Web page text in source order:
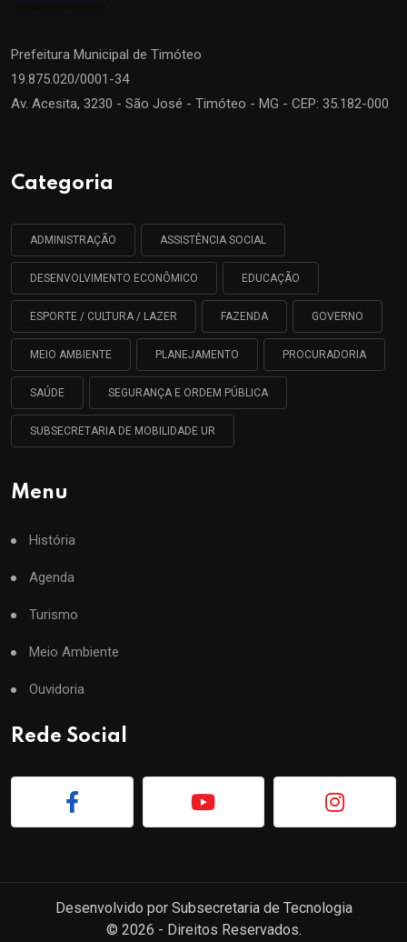
Prefeitura Municipal de Timóteo
19.875.020/0001-34
Av. Acesita, 3230 - São José - Timóteo - MG - CEP: 35.182-000
Categoria
ADMINISTRAÇÃO ASSISTÊNCIA SOCIAL
DESENVOLVIMENTO ECONÔMICO EDUCAÇÃO
ESPORTE / CULTURA / LAZER FAZENDA GOVERNO
MEIO AMBIENTE PLANEJAMENTO PROCURADORIA
SAÚDE SEGURANÇA E ORDEM PÚBLICA
SUBSECRETARIA DE MOBILIDADE UR
Menu
História
Agenda
Turismo
Meio Ambiente
Ouvidoria
Rede Social
Desenvolvido por Subsecretaria de Tecnologia
© 2026 - Direitos Reservados.